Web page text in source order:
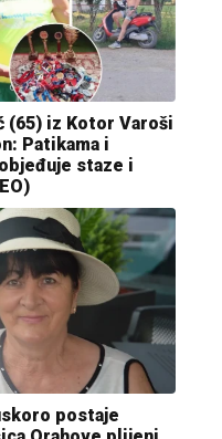
(65) iz Kotor Varoši
Patikama i
staze i
postaje